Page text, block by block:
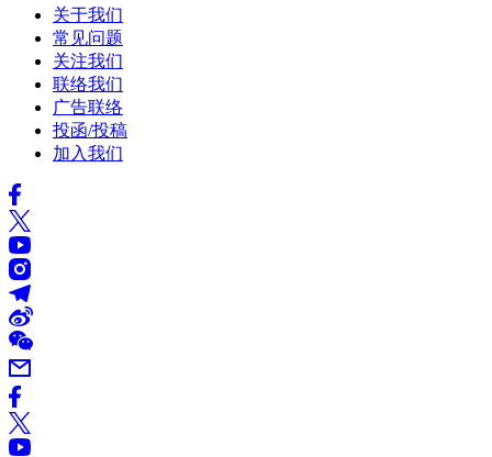
关于我们
常见问题
关注我们
联络我们
广告联络
投函/投稿
加入我们